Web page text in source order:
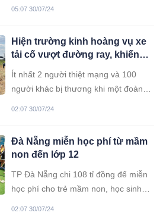
05:07 30/07/24
Hiện trường kinh hoàng vụ xe
tải cố vượt đường ray, khiến
tàu hỏa trật bánh, vỡ nát: Ít
nhất 100 người thương vong,
hành khách hoảng loạn
Ít nhất 2 người thiệt mạng và 100
người khác bị thương khi một đoàn
02:07 30/07/24
Đà Nẵng miễn học phí từ mầm
non đến lớp 12
TP Đà Nẵng chi 108 tỉ đồng để miễn
học phí cho trẻ mầm non, học sinh
02:07 30/07/24